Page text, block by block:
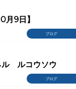
ブログ
月9日】
ブログ
ル ルコウソウ